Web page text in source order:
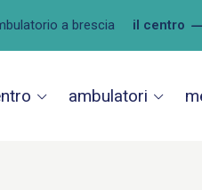
a brescia il centro
ambulatori